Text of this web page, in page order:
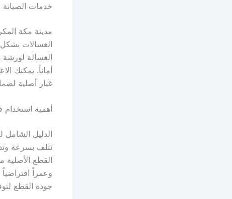
خدمات
مدينة مكة
الغسالات
الغسالة لورشة
أماناً. يمكنك
غيار أصلية
أهمية استخدام
الدليل الشامل
تتلف بسرعة
القطع
وعمراً
جودة القطع